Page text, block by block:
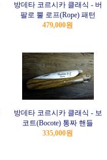
방데타 코르시카 클래식 - 버
팔로 뿔 로프(Rope) 패턴
479,000원
방데타 코르시카 클래식 - 보
코트(Bocote) 통짜 핸들
335,000원